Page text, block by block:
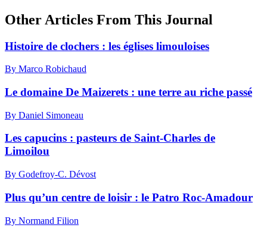
Other Articles From This Journal
Histoire de clochers : les églises limouloises
By Marco Robichaud
Le domaine De Maizerets : une terre au riche passé
By Daniel Simoneau
Les capucins : pasteurs de Saint-Charles de
Limoilou
By Godefroy-C. Dévost
Plus qu’un centre de loisir : le Patro Roc-Amadour
By Normand Filion